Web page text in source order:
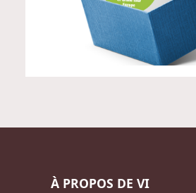
À PROPOS DE VI